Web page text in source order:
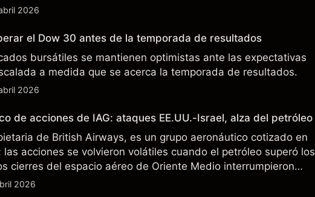
en torno a los controles de exportación de EE.UU. que
2026
el Dow 30 antes de la temporada de resultados
bursátiles se mantienen optimistas ante las expectativas
a medida que se acerca la temporada de resultados.
2026
de acciones de IAG: ataques EE.UU.-Israel, alza del petróleo
de British Airways, es un grupo aeronáutico cotizado en
las acciones se volvieron volátiles cuando el petróleo superó los
cierres del espacio aéreo de Oriente Medio interrumpieron
pasado no es un indicador fiable de resultados
2026